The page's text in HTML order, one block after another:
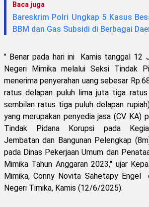
Baca juga
Bareskrim Polri Ungkap 5 Kasus
BBM dan Gas Subsidi di Berbagai
" Benar pada hari ini Kamis tanggal 12
Negeri Mimika melalui Seksi Tindak
menerima penyerahan uang sebesar
ratus delapan puluh lima juta tiga
sembilan ratus tiga puluh delapan
yang merupakan penyedia jasa (CV. KA)
Tindak Pidana Korupsi pada
Jembatan dan Bangunan Pelengkap
pada Dinas Pekerjaan Umum dan
Mimika Tahun Anggaran 2023," ujar
Mimika, Conny Novita Sahetapy Engel
Negeri Timika, Kamis (12/6/2025).